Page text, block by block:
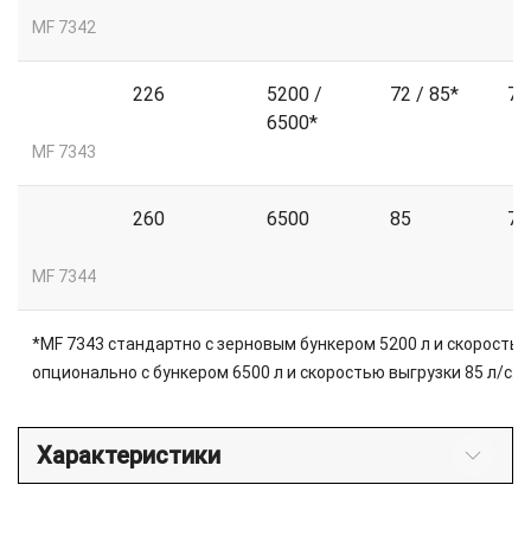
MF 7342
MF 7343
226
5200 /
6500*
72 / 85* 7.6
MF 7344
260 6500 85 7.6
*MF 7343 стандартно с зерновым бункером 5200 л и
опционально с бункером 6500 л и скоростью выгрузки 85 л/с.
Характеристики